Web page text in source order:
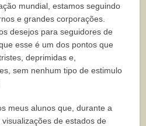
mundial, estamos seguindo
e grandes corporações.
desejos para seguidores de
esse é um dos pontos que
deprimidas e,
sem nenhum tipo de estimulo
meus alunos que, durante a
de estados de